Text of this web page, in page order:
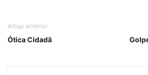
Artigo anterior
Ótica Cidadã